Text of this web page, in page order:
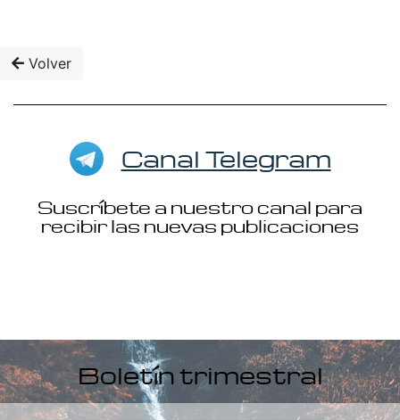
Volver
Canal Telegram
Suscríbete a nuestro canal para
recibir las nuevas publicaciones
Boletín trimestral